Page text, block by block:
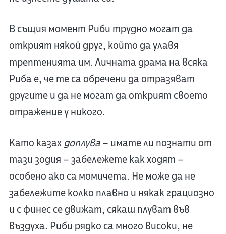
В същия момент Риби трудно могат да
открият някой друг, който да улавя
трептенията им. Личната драма на всяка
Риба е, че те са обречени да отразяват
другите и да не могат да открият своето
отражение у никого.
Като казах доплува– имате ли познати от
тази зодия – забележете как ходят –
особено ако са момичета. Не може да не
забележите колко плавно и някак грациозно
и с финес се движат, сякаш плуват във
въздуха. Риби рядко са много високи, не